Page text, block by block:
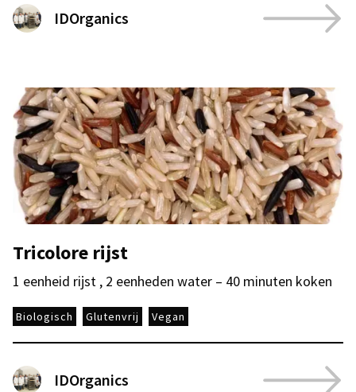
IDOrganics
Tricolore rijst
1 eenheid rijst , 2 eenheden water – 40 minuten koken
Biologisch Glutenvrij Vegan
IDOrganics